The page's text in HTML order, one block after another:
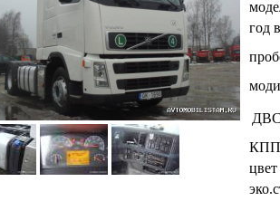
год
КПП
цвет